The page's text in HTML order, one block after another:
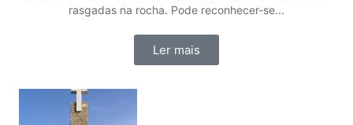
rasgadas na rocha. Pode reconhecer-se...
Ler mais